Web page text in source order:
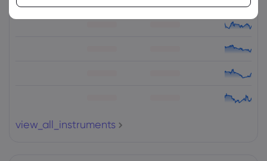
Aset Jual Beli Ubah (%)
view_all_instruments